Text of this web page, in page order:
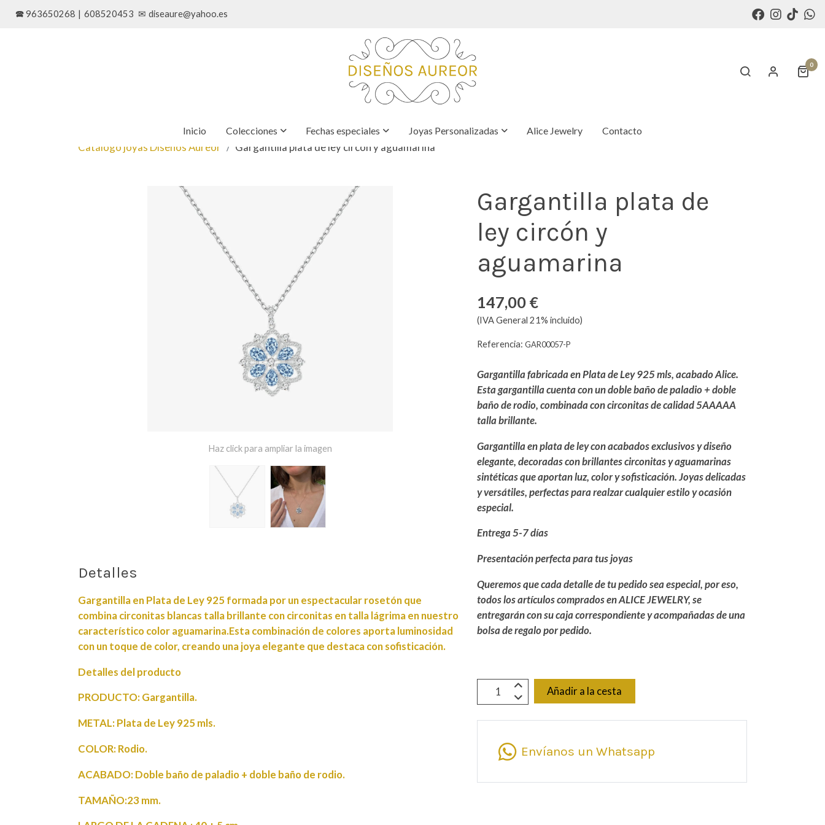
🕿 963650268 | 608520453 ✉ diseaure@yahoo.es
0
Inicio Colecciones Fechas especiales Joyas Personalizadas Alice Jewelry Contacto
Catálogo joyas Diseños Aureor Gargantilla plata de ley circón y aguamarina
Haz click para ampliar la imagen
Detalles
Gargantilla en Plata de Ley 925 formada por un espectacular rosetón que
combina circonitas blancas talla brillante con circonitas en talla lágrima en nuestro
característico color aguamarina.Esta combinación de colores aporta luminosidad
con un toque de color, creando una joya elegante que destaca con sofisticación.
Detalles del producto
PRODUCTO: Gargantilla.
METAL: Plata de Ley 925 mls.
COLOR: Rodio.
ACABADO: Doble baño de paladio + doble baño de rodio.
TAMAÑO:23 mm.
Gargantilla plata de
ley circón y
aguamarina
147,00 €
(IVA General 21% incluido)
Referencia:GAR00057-P
Gargantilla fabricada en Plata de Ley 925 mls, acabado Alice.
Esta gargantilla cuenta con un doble baño de paladio + doble
baño de rodio, combinada con circonitas de calidad 5AAAAA
talla brillante.
Gargantilla en plata de ley con acabados exclusivos y diseño
elegante, decoradas con brillantes circonitas y aguamarinas
sintéticas que aportan luz, color y sofisticación. Joyas delicadas
y versátiles, perfectas para realzar cualquier estilo y ocasión
especial.
Entrega 5-7 días
Presentación perfecta para tus joyas
Queremos que cada detalle de tu pedido sea especial, por eso,
todos los artículos comprados en ALICE JEWELRY, se
entregarán con su caja correspondiente y acompañadas de una
bolsa de regalo por pedido.
Añadir a la cesta
Envíanos un Whatsapp